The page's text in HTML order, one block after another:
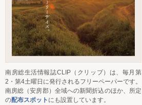
南房総生活情報誌CLIP（クリップ）は、毎月第
2・第4土曜日に発行されるフリーペーパーです。
南房総（安房郡）全域への新聞折込のほか、所定
の配布スポット にも設置しています。